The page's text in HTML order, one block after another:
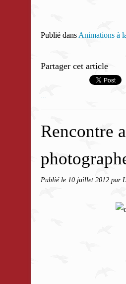
Publié dans Animations à
Partager cet article
Rencontre
Publié le 10 juillet 2012 par